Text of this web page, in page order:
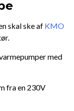
skal ske af KMO
med
fra en 230V